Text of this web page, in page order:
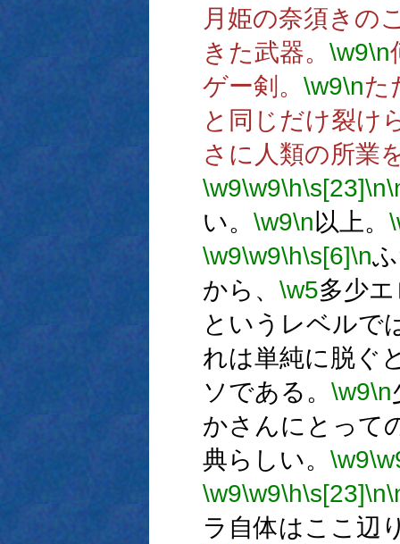
月姫の奈須きの
きた武器。 \w9\n
ゲー剣。 \w9\nた
と同じだけ裂け
さに人類の所業
\w9\w9\h\s[23]\n
い。 \w9\n以上。
\w9\w9\h\s[6]\n
から、 \w5多少
というレベルで
れは単純に脱ぐ
ソである。 \w9\n
かさんにとって
典らしい。 \w9
\w9\w9\h\s[23]\n
ラ自体はここ辺